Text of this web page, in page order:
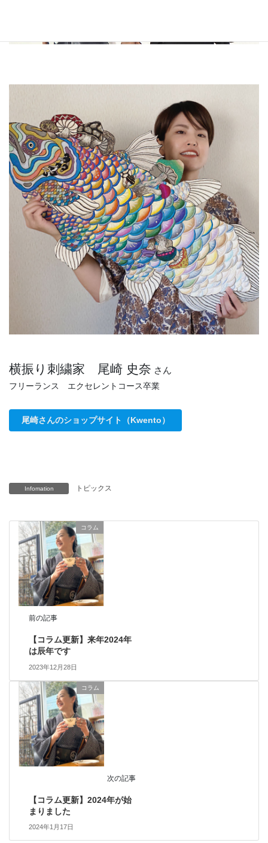
横振り刺繍家 尾崎 史奈 さん
フリーランス エクセレントコース卒業
尾崎さんのショップサイト（Kwento）
Infomation トピックス
コラム
前の記事
【コラム更新】来年2024年
は辰年です
2023年12月28日
コラム
次の記事
【コラム更新】2024年が始
まりました
2024年1月17日